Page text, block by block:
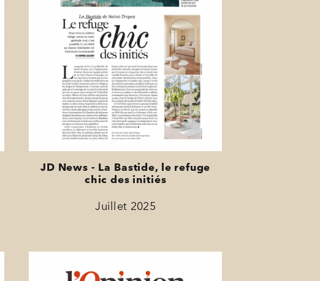
JD News - La Bastide, le refuge
chic des initiés
Juillet 2025